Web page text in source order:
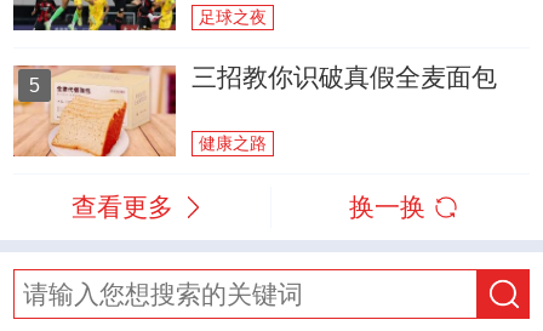
足球之夜
5 三招教你识破真假全麦面包
健康之路
查看更多 换一换